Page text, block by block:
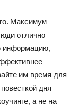
Максимум
отлично
информацию,
им время для
дня
а не на